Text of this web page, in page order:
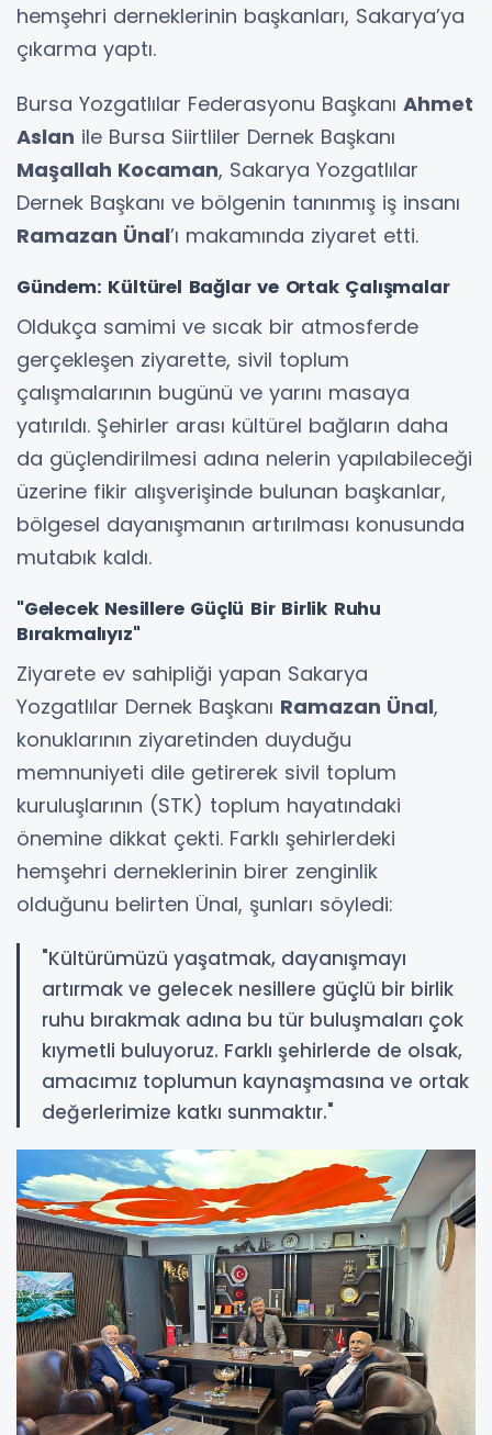
hemşehri derneklerinin başkanları, Sakarya’ya
çıkarma yaptı.
Bursa Yozgatlılar Federasyonu Başkanı Ahmet
Aslan ile Bursa Siirtliler Dernek Başkanı
Maşallah Kocaman, Sakarya Yozgatlılar
Dernek Başkanı ve bölgenin tanınmış iş insanı
Ramazan Ünal’ı makamında ziyaret etti.
Gündem: Kültürel Bağlar ve Ortak Çalışmalar
Oldukça samimi ve sıcak bir atmosferde
gerçekleşen ziyarette, sivil toplum
çalışmalarının bugünü ve yarını masaya
yatırıldı. Şehirler arası kültürel bağların daha
da güçlendirilmesi adına nelerin yapılabileceği
üzerine fikir alışverişinde bulunan başkanlar,
bölgesel dayanışmanın artırılması konusunda
mutabık kaldı.
"Gelecek Nesillere Güçlü Bir Birlik Ruhu
Bırakmalıyız"
Ziyarete ev sahipliği yapan Sakarya
Yozgatlılar Dernek Başkanı Ramazan Ünal,
konuklarının ziyaretinden duyduğu
memnuniyeti dile getirerek sivil toplum
kuruluşlarının (STK) toplum hayatındaki
önemine dikkat çekti. Farklı şehirlerdeki
hemşehri derneklerinin birer zenginlik
olduğunu belirten Ünal, şunları söyledi:
"Kültürümüzü yaşatmak, dayanışmayı
artırmak ve gelecek nesillere güçlü bir birlik
ruhu bırakmak adına bu tür buluşmaları çok
kıymetli buluyoruz. Farklı şehirlerde de olsak,
amacımız toplumun kaynaşmasına ve ortak
değerlerimize katkı sunmaktır."